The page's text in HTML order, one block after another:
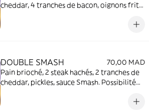
cheddar, 4 tranches de bacon, oignons frits,
DOUBLE SMASH
70,00 MAD
Pain brioché, 2 steak hachés, 2 tranches de
cheddar, pickles, sauce Smash. Possibilité